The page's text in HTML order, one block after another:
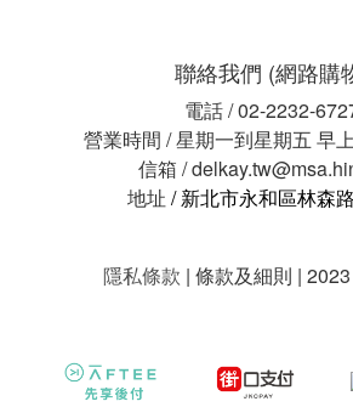
聯絡我們 (網路購
電話 / 02-2232-
營業時間 / 星期一到星期五 早
信箱 /
地址 / 新北市永和區林森
隱私條款 | 條款及細則 |